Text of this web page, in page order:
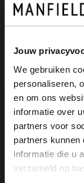
Jouw
We gebruiken
personaliseren,
en om ons
informatie over
partners voor
partners kunnen
informatie die u
verzameld op
99.99
De
View
It looks like
you like to